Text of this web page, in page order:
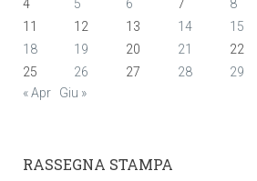
4
5 6 7 8
11
12 13 14 15
18
19 20 21 22
25
26 27 28 29
« Apr
Giu »
RASSEGNA STAMPA